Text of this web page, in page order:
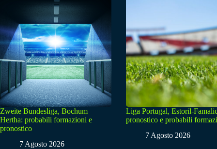
Zweite Bundesliga, Bochum
Hertha: probabili formazioni e
pronostico
7 Agosto 2026
Liga Portugal, Estoril-
pronostico e probabili
7 Agosto 2026